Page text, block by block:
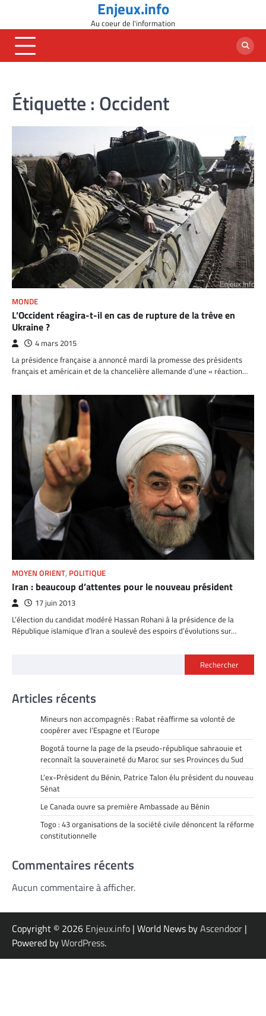
content
Enjeux.info
Au coeur de l'information
Étiquette : Occident
MONDE
L’Occident réagira-t-il en cas de rupture de la trêve en
Ukraine ?
4 mars 2015
La présidence française a annoncé mardi la promesse des présidents
français et américain et de la chancelière allemande d’une « réaction…
MOYEN ORIENT, POLITIQUE
Iran : beaucoup d’attentes pour le nouveau président
17 juin 2013
L’élection du candidat modéré Hassan Rohani à la présidence de la
République islamique d’Iran a soulevé des espoirs d’évolutions sur…
Rechercher
Articles récents
Mineurs non accompagnés : Rabat réaffirme sa volonté de
coopérer avec l’Espagne et l’Europe
Bogotá tourne la page de la pseudo-république sahraouie et
reconnaît la souveraineté du Maroc sur ses Provinces du Sud
L’ex-Président du Bénin, Patrice Talon élu président du nouveau
Sénat
Le Canada ouvre sa première Ambassade au Bénin
Togo : 43 organisations de la société civile dénoncent la réforme
constitutionnelle
Commentaires récents
Aucun commentaire à afficher.
Copyright © 2026 Enjeux.info | World News byAscendoor |
Powered byWordPress.